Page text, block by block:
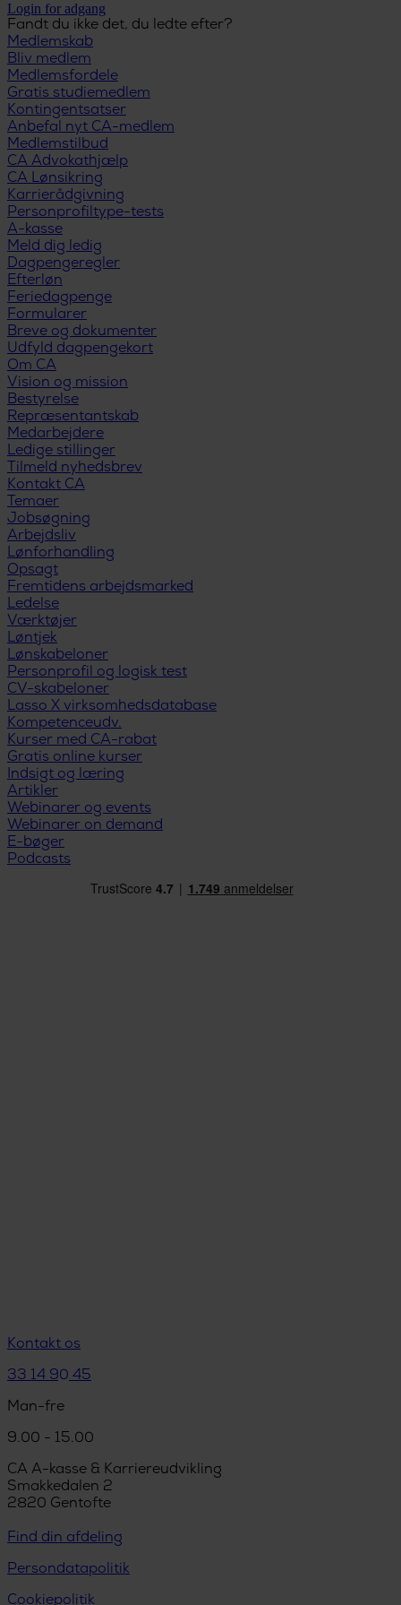
Login for adgang
Fandt du ikke det, du ledte efter?
Medlemskab
Bliv medlem
Medlemsfordele
Gratis studiemedlem
Kontingentsatser
Anbefal nyt CA-medlem
Medlemstilbud
CA Advokathjælp
CA Lønsikring
Karrierådgivning
Personprofiltype-tests
A-kasse
Meld dig ledig
Dagpengeregler
Efterløn
Feriedagpenge
Formularer
Breve og dokumenter
Udfyld dagpengekort
Om CA
Vision og mission
Bestyrelse
Repræsentantskab
Medarbejdere
Ledige stillinger
Tilmeld nyhedsbrev
Kontakt CA
Temaer
Jobsøgning
Arbejdsliv
Lønforhandling
Opsagt
Fremtidens arbejdsmarked
Ledelse
Værktøjer
Løntjek
Lønskabeloner
Personprofil og logisk test
CV-skabeloner
Lasso X virksomhedsdatabase
Kompetenceudv.
Kurser med CA-rabat
Gratis online kurser
Indsigt og læring
Artikler
Webinarer og events
Webinarer on demand
E-bøger
Podcasts
Kontakt os
33 14 90 45
Man-fre
9.00 - 15.00
CA A-kasse & Karriereudvikling
Smakkedalen 2
2820 Gentofte
Find din afdeling
Persondatapolitik
Cookiepolitik